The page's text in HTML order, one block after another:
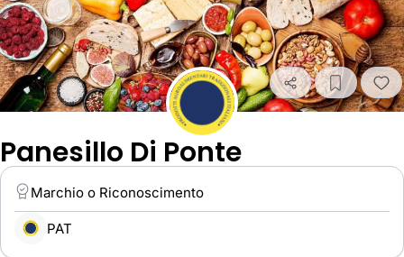
Panesillo Di Ponte
Marchio o Riconoscimento
PAT